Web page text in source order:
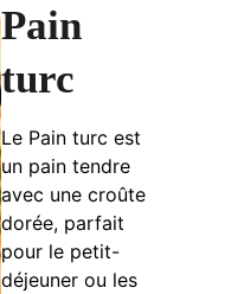
Pain
turc
Le Pain turc est
un pain tendre
avec une croûte
dorée, parfait
pour le petit-
déjeuner ou les